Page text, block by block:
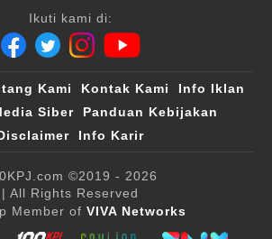
Ikuti kami di:
Kami Kontak Kami
Info Iklan
Siber
Panduan Kebijakan
Info Karir
©2019 - 2026
| All Rights Reserved
Member of VIVA Networks